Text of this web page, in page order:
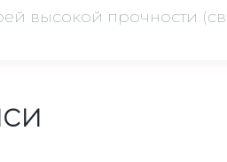
высокой прочности